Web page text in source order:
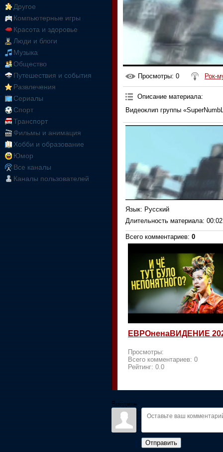
Другое
Компьютерные игры
Красота и здоровье
Люди и блоги
Музыка
Общество
Путешествия и события
Развлечения
Сериалы
Спорт
Транспорт
Фильмы и анимация
Хобби и образование
Юмор
Все каналы
Каналы пользователей
Просмотры: 0 Рок-
Описание материала:
Видеоклип группы
Язык: Русский
Длительность материала:
Всего комментариев: 0
ЕВРОненаВИДЕНИЕ
Просмотры:
Всего комментариев: 0
Рейтинг: 0.0
Войдите:
Отправить